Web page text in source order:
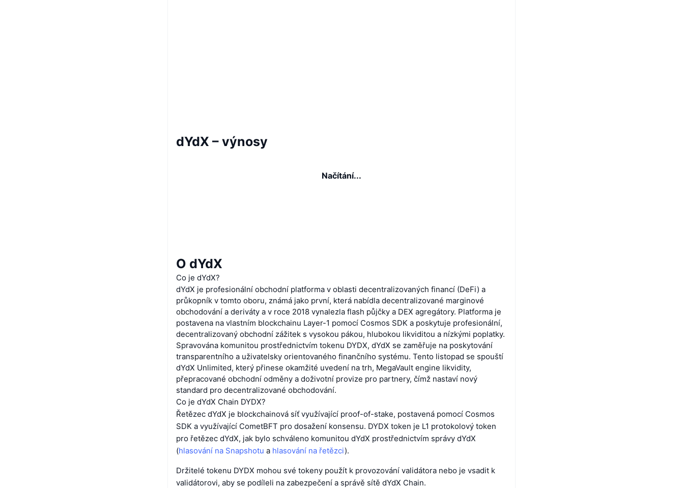
dYdX – výnosy
Načítání...
O dYdX
Co je dYdX?
dYdX je profesionální obchodní platforma v oblasti decentralizovaných financí (DeFi) a
průkopník v tomto oboru, známá jako první, která nabídla decentralizované marginové
obchodování a deriváty a v roce 2018 vynalezla flash půjčky a DEX agregátory. Platforma je
postavena na vlastním blockchainu Layer-1 pomocí Cosmos SDK a poskytuje profesionální,
decentralizovaný obchodní zážitek s vysokou pákou, hlubokou likviditou a nízkými poplatky.
Spravována komunitou prostřednictvím tokenu DYDX, dYdX se zaměřuje na poskytování
transparentního a uživatelsky orientovaného finančního systému. Tento listopad se spouští
dYdX Unlimited, který přinese okamžité uvedení na trh, MegaVault engine likvidity,
přepracované obchodní odměny a doživotní provize pro partnery, čímž nastaví nový
standard pro decentralizované obchodování.
Co je dYdX Chain DYDX?
Řetězec dYdX je blockchainová síť využívající proof-of-stake, postavená pomocí Cosmos
SDK a využívající CometBFT pro dosažení konsensu. DYDX token je L1 protokolový token
pro řetězec dYdX, jak bylo schváleno komunitou dYdX prostřednictvím správy dYdX
(hlasování na Snapshotu a hlasování na řetězci).
Držitelé tokenu DYDX mohou své tokeny použít k provozování validátora nebo je vsadit k
validátorovi, aby se podíleli na zabezpečení a správě sítě dYdX Chain.